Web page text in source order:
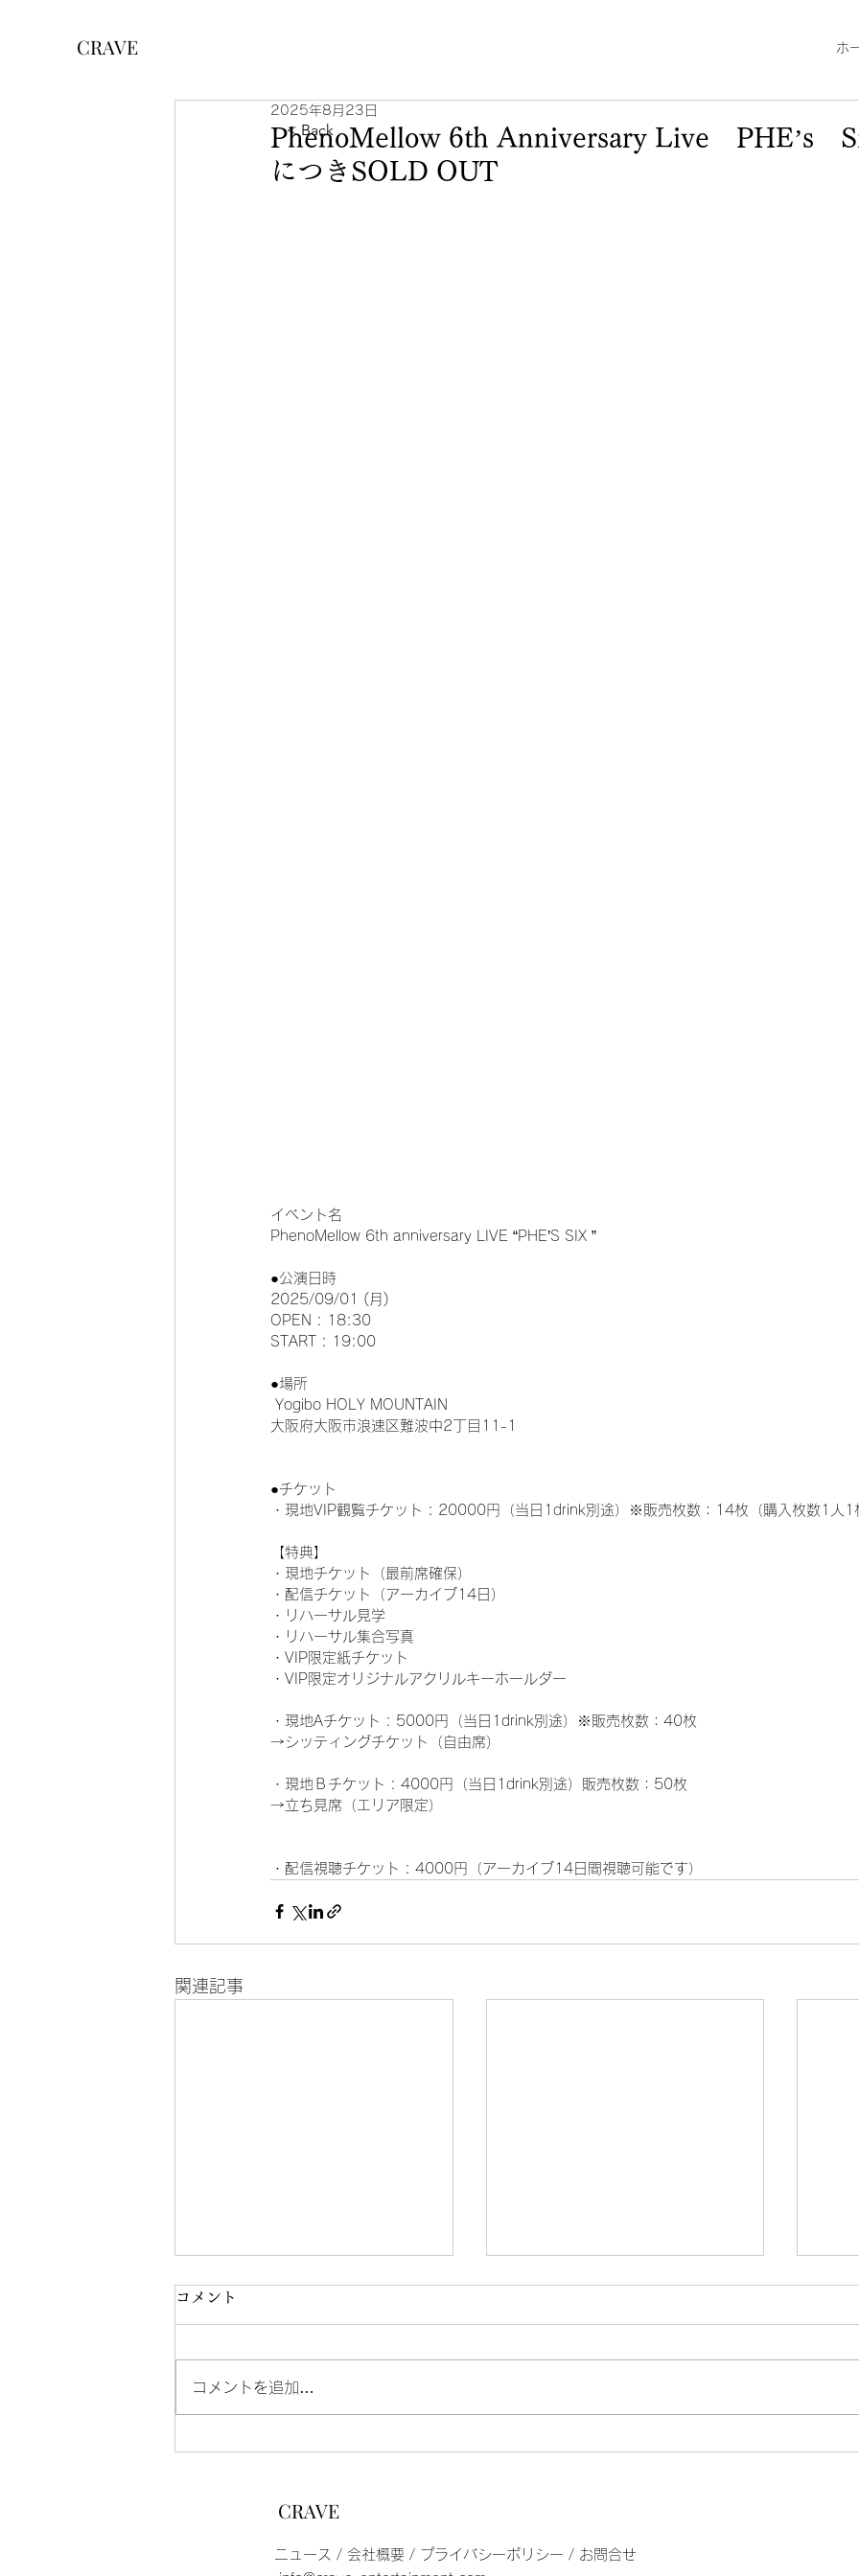
CRAVE ホ
PhenoMellow 6th Anniversary Live PHE’s
につきSOLD OUT
2025年8月23日
イベント名
PhenoMellow 6th anniversary LIVE “PHE’S SIX ”
●公演日時
2025/09/01 (月)
OPEN : 18:30
START : 19:00
●場所
Yogibo HOLY MOUNTAIN
大阪府大阪市浪速区難波中2丁目11-1
●チケット
・現地VIP観覧チケット : 20000円（当日1drink別途）※販売枚数：14枚（購入枚数1人1
【特典】
・現地チケット（最前席確保）
・配信チケット（アーカイブ14日）
・リハーサル見学
・リハーサル集合写真
・VIP限定紙チケット
・VIP限定オリジナルアクリルキーホールダー
・現地Aチケット : 5000円（当日1drink別途）※販売枚数：40枚
→シッティングチケット（自由席）
・現地Ｂチケット : 4000円（当日1drink別途）販売枚数：50枚
→立ち見席（エリア限定）
・配信視聴チケット : 4000円（アーカイブ14日間視聴可能です）
関連記事
浜浦彩乃出演 絵本朗読
MIZUKA 夏はミラージュ、
「夏はミラージュ」が文化放
The
コメント
コメントを追加…
< Back
CRAVE
​ニュース / 会社概要 / プライバシーポリシー / お問合せ